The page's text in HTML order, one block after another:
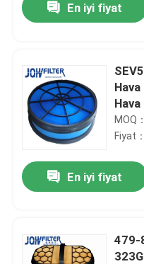
En iyi fiyat
MOQ
Fiyat
En iyi fiyat
479-